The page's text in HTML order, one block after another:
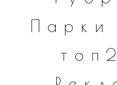
Парки